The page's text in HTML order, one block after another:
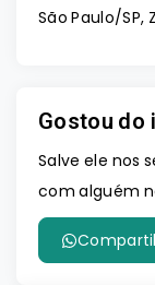
São Paulo/SP,
Gostou do
Salve ele nos
com alguém